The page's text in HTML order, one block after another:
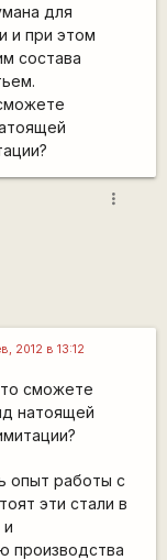
для
и при этом
состава
more_vert
2012 в 13:12
сможете
натоящей
опыт работы с
эти стали в
производства